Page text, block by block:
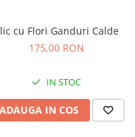
cu Flori Ganduri Calde
175,00 RON
IN STOC
ADAUGA IN COS